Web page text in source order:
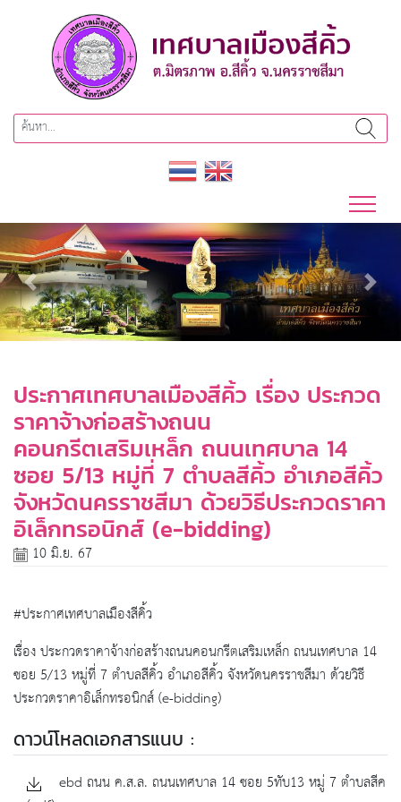
Previous Next
ประกาศเทศบาลเมืองสีคิ้ว เรื่อง ประกวด
ราคาจ้างก่อสร้างถนน
คอนกรีตเสริมเหล็ก ถนนเทศบาล 14
ซอย 5/13 หมู่ที่ 7 ตำบลสีคิ้ว อำเภอสีคิ้ว
จังหวัดนครราชสีมา ด้วยวิธีประกวดราคา
อิเล็กทรอนิกส์ (e-bidding)
10 มิ.ย. 67
#ประกาศเทศบาลเมืองสีคิ้ว
เรื่อง ประกวดราคาจ้างก่อสร้างถนนคอนกรีตเสริมเหล็ก ถนนเทศบาล 14
ซอย 5/13 หมู่ที่ 7 ตำบลสีคิ้ว อำเภอสีคิ้ว จังหวัดนครราชสีมา ด้วยวิธี
ประกวดราคาอิเล็กทรอนิกส์ (e-bidding)
ดาวน์โหลดเอกสารแนบ :
ebd ถนน ค.ส.ล. ถนนเทศบาล 14 ซอย 5ทับ13 หมู่ 7 ตำบลสีค